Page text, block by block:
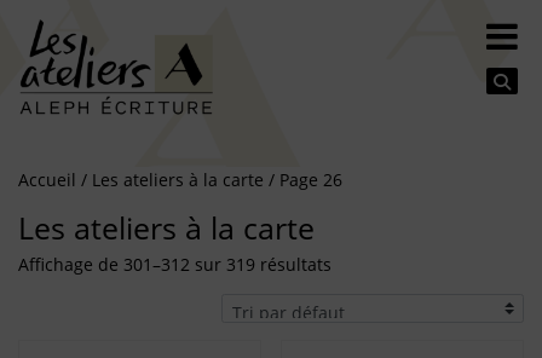
Accueil / Les ateliers à la carte / Page 26
Les ateliers à la carte
Affichage de 301–312 sur 319 résultats